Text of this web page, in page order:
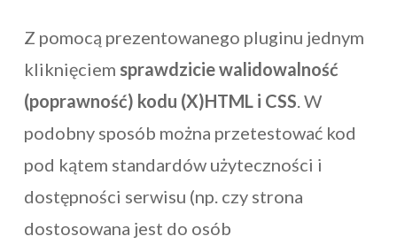
Z pomocą prezentowanego pluginu jednym
kliknięciem sprawdzicie walidowalność
(poprawność) kodu (X)HTML i CSS. W
podobny sposób można przetestować kod
pod kątem standardów użyteczności i
dostępności serwisu (np. czy strona
dostosowana jest do osób